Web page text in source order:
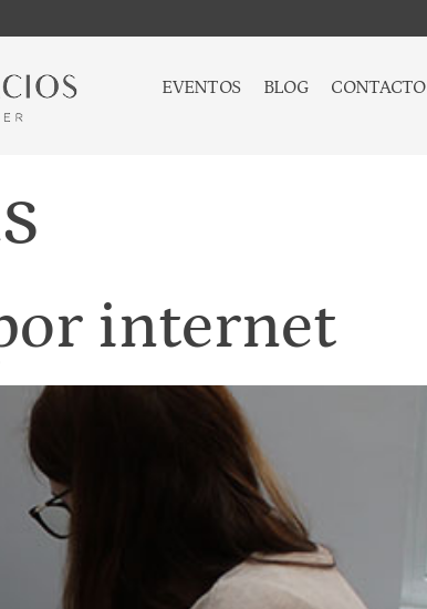
EVENTOS BLOG CONTACTO
internet